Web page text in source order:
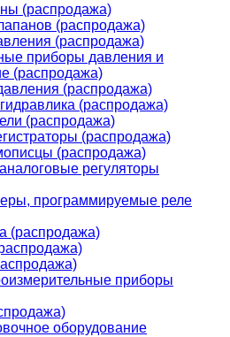
(распродажа)
(распродажа)
(распродажа)
приборы давления и
(распродажа)
(распродажа)
(распродажа)
(распродажа)
(распродажа)
(распродажа)
регуляторы
программируемые реле
(распродажа)
приборы
оборудование